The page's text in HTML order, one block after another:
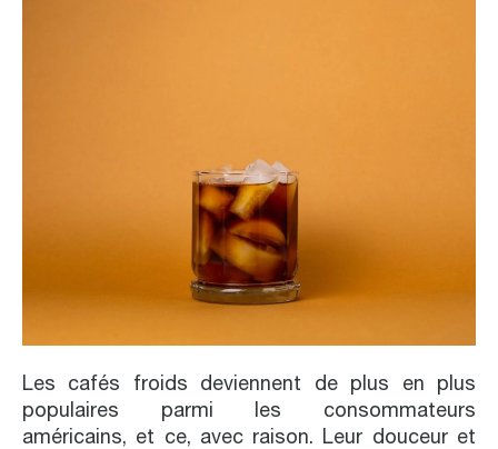
Les cafés froids deviennent de plus en plus
populaires parmi les consommateurs
américains, et ce, avec raison. Leur douceur et